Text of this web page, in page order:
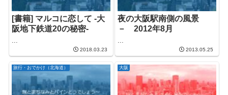
[書籍] マルコに恋して -大
阪地下鉄道20の秘密-
2018.03.23
夜の大阪駅南側の風景
－ 2012年8月
2013.05.25
旅行・おでかけ（北海道） 大阪